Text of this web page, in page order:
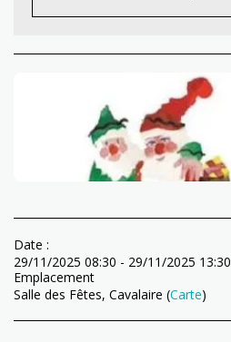
Date :
29/11/2025 08:30 - 29/11/2025 13:30
Emplacement
Salle des Fêtes, Cavalaire (Carte)